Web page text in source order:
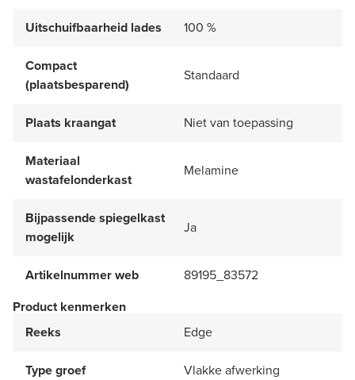
Uitschuifbaarheid lades 100 %
Compact
(plaatsbesparend)
Standaard
Plaats kraangat Niet van toepassing
Materiaal
wastafelonderkast
Melamine
Bijpassende spiegelkast
mogelijk
Ja
Artikelnummer web
89195_83572
Product kenmerken
Reeks
Edge
Type groef Vlakke afwerking